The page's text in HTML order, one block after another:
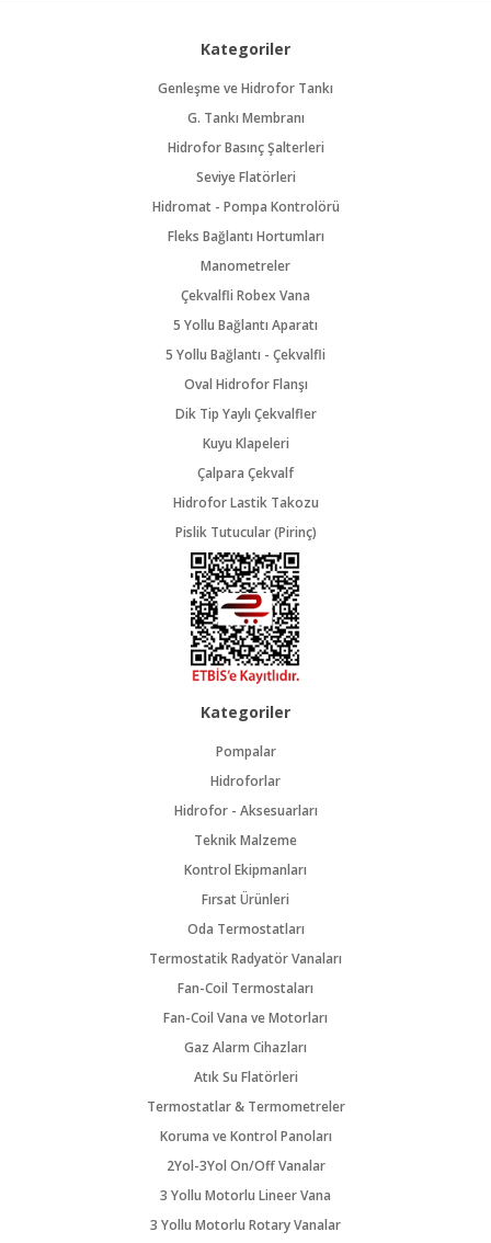
Kategoriler
Genleşme ve Hidrofor Tankı
G. Tankı Membranı
Hidrofor Basınç Şalterleri
Seviye Flatörleri
Hidromat - Pompa Kontrolörü
Fleks Bağlantı Hortumları
Manometreler
Çekvalfli Robex Vana
5 Yollu Bağlantı Aparatı
5 Yollu Bağlantı - Çekvalfli
Oval Hidrofor Flanşı
Dik Tip Yaylı Çekvalfler
Kuyu Klapeleri
Çalpara Çekvalf
Hidrofor Lastik Takozu
Pislik Tutucular (Pirinç)
Kategoriler
Pompalar
Hidroforlar
Hidrofor - Aksesuarları
Teknik Malzeme
Kontrol Ekipmanları
Fırsat Ürünleri
Oda Termostatları
Termostatik Radyatör Vanaları
Fan-Coil Termostaları
Fan-Coil Vana ve Motorları
Gaz Alarm Cihazları
Atık Su Flatörleri
Termostatlar & Termometreler
Koruma ve Kontrol Panoları
2Yol-3Yol On/Off Vanalar
3 Yollu Motorlu Lineer Vana
3 Yollu Motorlu Rotary Vanalar